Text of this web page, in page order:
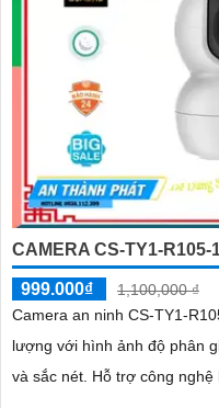
CAMERA CS-TY1-R105-
999.000₫
1,100,000 ₫
Camera an ninh CS-TY1-
lượng với hình ảnh độ phân
và sắc nét. Hỗ trợ